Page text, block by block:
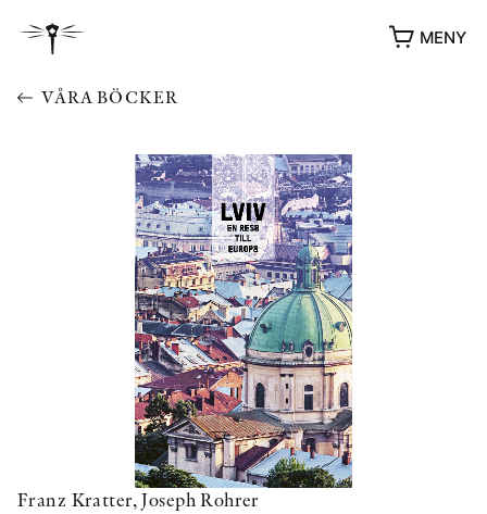
MENY
YUKIKO OCH PATRIK MÖTER
STOLPE STORIES
UTMÄRKELSER
ÖVRIGA FORMAT
VÅRA BÖCKER
Franz Kratter, Joseph Rohrer